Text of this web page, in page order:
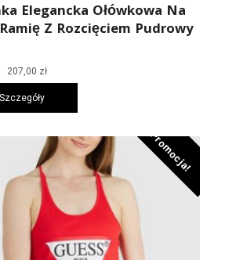
Elegancka Ołówkowa Na
Z Rozcięciem Pudrowy
Pierwotna
cena
wynosiła:
309,00 zł.
207,00 złAktualna
cena
207,00 zł.
Promocja!